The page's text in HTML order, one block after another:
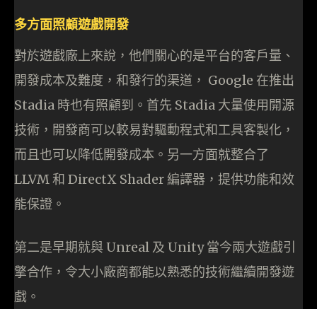
多方面照顧遊戲開發
對於遊戲廠上來說，他們關心的是平台的客戶量、
開發成本及難度，和發行的渠道， Google 在推出
Stadia 時也有照顧到。首先 Stadia 大量使用開源
技術，開發商可以較易對驅動程式和工具客製化，
而且也可以降低開發成本。另一方面就整合了
LLVM 和 DirectX Shader 編譯器，提供功能和效
能保證。
第二是早期就與 Unreal 及 Unity 當今兩大遊戲引
擎合作，令大小廠商都能以熟悉的技術繼續開發遊
戲。